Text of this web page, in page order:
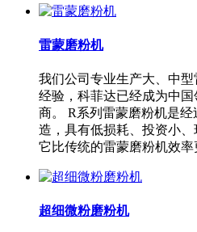
雷蒙磨粉机
我们公司专业生产大、中
经验，科菲达已经成为中
商。 R系列雷蒙磨粉机是
造，具有低损耗、投资小、
它比传统的雷蒙磨粉机效率
超细微粉磨粉机